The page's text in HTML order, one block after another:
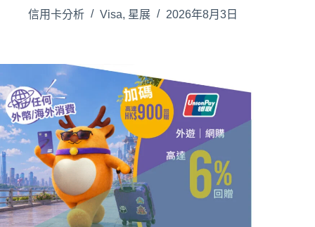
信用卡分析 Visa, 星展 2026年8月3日